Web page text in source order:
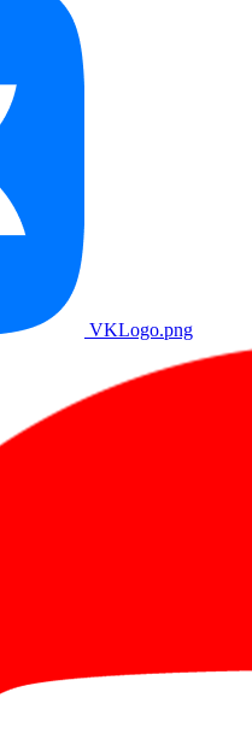
VKLogo.png